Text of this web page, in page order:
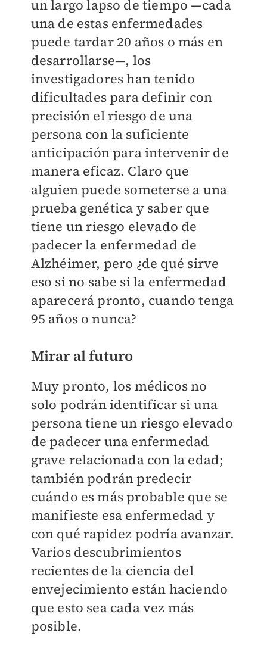
un largo lapso de tiempo —cada
una de estas enfermedades
puede tardar 20 años o más en
desarrollarse—, los
investigadores han tenido
dificultades para definir con
precisión el riesgo de una
persona con la suficiente
anticipación para intervenir de
manera eficaz. Claro que
alguien puede someterse a una
prueba genética y saber que
tiene un riesgo elevado de
padecer la enfermedad de
Alzhéimer, pero ¿de qué sirve
eso si no sabe si la enfermedad
aparecerá pronto, cuando tenga
95 años o nunca?
Mirar al futuro
Muy pronto, los médicos no
solo podrán identificar si una
persona tiene un riesgo elevado
de padecer una enfermedad
grave relacionada con la edad;
también podrán predecir
cuándo es más probable que se
manifieste esa enfermedad y
con qué rapidez podría avanzar.
Varios descubrimientos
recientes de la ciencia del
envejecimiento están haciendo
que esto sea cada vez más
posible.